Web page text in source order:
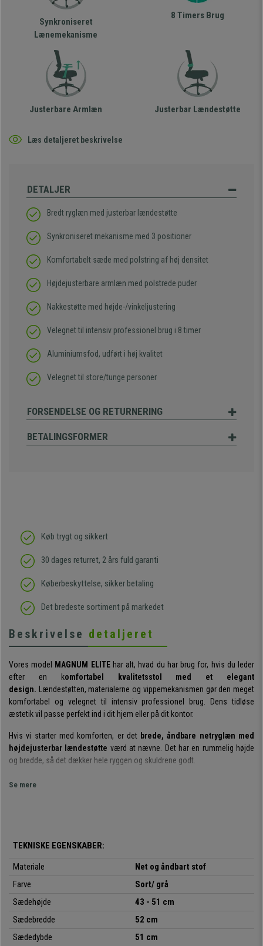
Synkroniseret
Lænemekanisme
8 Timers Brug
Justerbare Armlæn Justerbar Lændestøtte
Læs detaljeret beskrivelse
DETALJER
Bredt ryglæn med justerbar lændestøtte
Synkroniseret mekanisme med 3 positioner
Komfortabelt sæde med polstring af høj densitet
Højdejusterbare armlæn med polstrede puder
Nakkestøtte med højde-/vinkeljustering
Velegnet til intensiv professionel brug i 8 timer
Aluminiumsfod, udført i høj kvalitet
Velegnet til store/tunge personer
FORSENDELSE OG RETURNERING
BETALINGSFORMER
Køb trygt og sikkert
30 dages returret, 2 års fuld garanti
Køberbeskyttelse, sikker betaling
Det bredeste sortiment på markedet
Beskrivelse detaljeret
Vores model MAGNUM ELITEhar alt, hvad du har brug for, hvis du leder
efter en komfortabel kvalitetsstol med et elegant
design. Lændestøtten, materialerne og vippemekanismen gør den meget
komfortabel og velegnet til intensiv professionel brug. Dens tidløse
æstetik vil passe perfekt ind i dit hjem eller på dit kontor.
Hvis vi starter med komforten, er det brede, åndbare netryglæn med
højdejusterbar lændestøtte værd at nævne. Det har en rummelig højde
og bredde, så det dækker hele ryggen og skuldrene godt.
Inkluderer
Sædet med polstring af høj densitet og afrundede kanter
trykaflastende og forbedrer blodcirkulationen.
Faktisk er dette en stol, der er
tilpasset til intensiv professionel brug 8
timer om dagen.
Derudover gør dens dimensioner den
takket være dens omhyggelige design, justeringer og indstillinger.
Se mere
TEKNISKE EGENSKABER:
Materiale
Net og åndbart stof
Farve
Sort/ grå
Sædehøjde
43 - 51 cm
Sædebredde
52 cm
Sædedybde
51 cm